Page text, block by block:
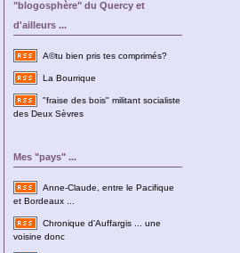
"blogosphère" du Quercy et
d'ailleurs ...
A©tu bien pris tes comprimés?
La Bourrique
"fraise des bois" militant socialiste
des Deux Sèvres
Mes "pays" ...
Anne-Claude, entre le Pacifique
et Bordeaux ...
Chronique d'Auffargis ... une
voisine donc